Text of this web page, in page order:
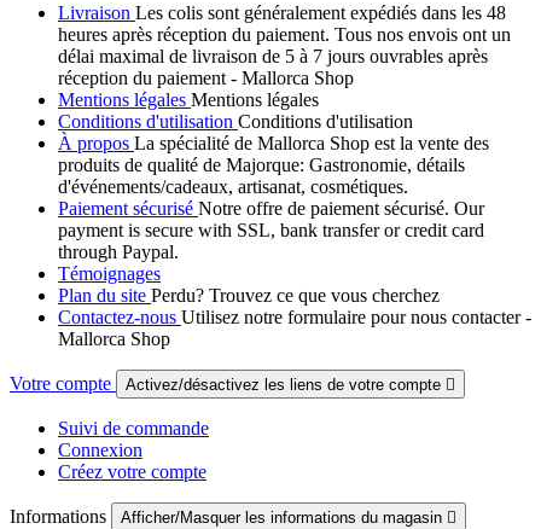
Livraison Les colis sont généralement expédiés dans les 48
heures après réception du paiement. Tous nos envois ont un
délai maximal de livraison de 5 à 7 jours ouvrables après
réception du paiement - Mallorca Shop
Mentions légales Mentions légales
Conditions d'utilisation Conditions d'utilisation
À propos La spécialité de Mallorca Shop est la vente des
produits de qualité de Majorque: Gastronomie, détails
d'événements/cadeaux, artisanat, cosmétiques.
Paiement sécurisé Notre offre de paiement sécurisé. Our
payment is secure with SSL, bank transfer or credit card
through Paypal.
Témoignages
Plan du site Perdu? Trouvez ce que vous cherchez
Contactez-nous Utilisez notre formulaire pour nous contacter -
Mallorca Shop
Votre compte Activez/désactivez les liens de votre compte 
Suivi de commande
Connexion
Créez votre compte
Informations Afficher/Masquer les informations du magasin 